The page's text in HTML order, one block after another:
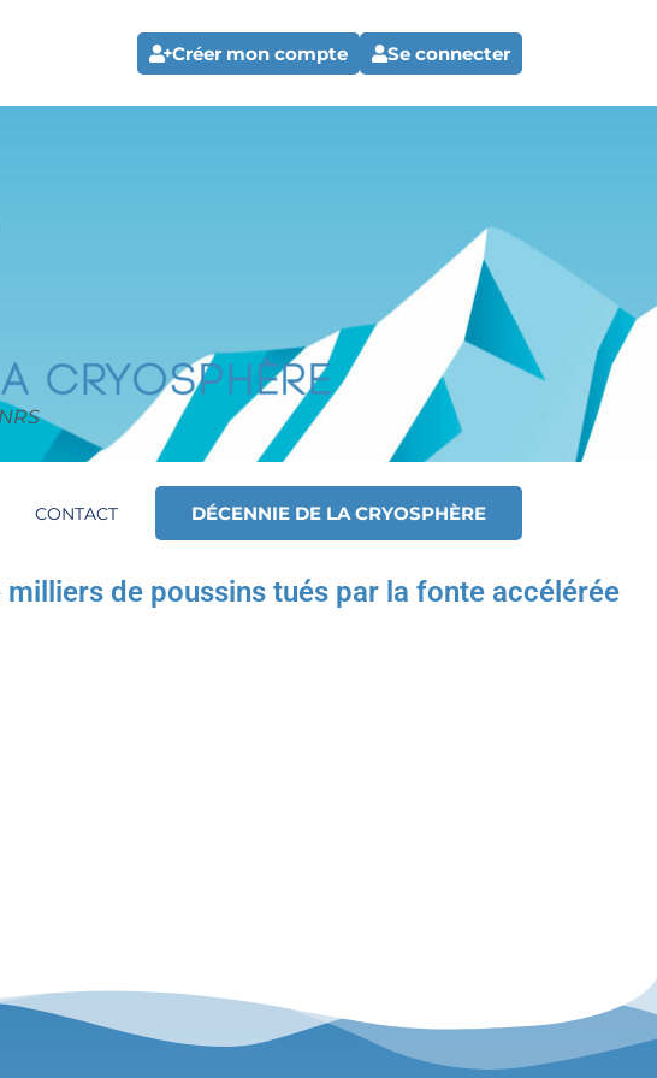
Créer mon compte Se connecter
CONTACT DÉCENNIE DE LA CRYOSPHÈRE
de poussins tués par la fonte accélérée